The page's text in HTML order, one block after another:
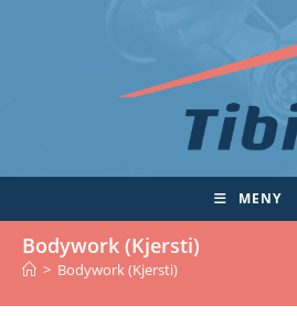
MENY
Bodywork (Kjersti)
> Bodywork (Kjersti)